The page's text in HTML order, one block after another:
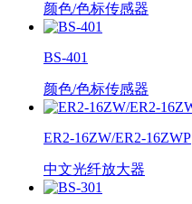
颜色/色标传感器
BS-401
颜色/色标传感器
ER2-16ZW/ER2-16ZWP
中文光纤放大器